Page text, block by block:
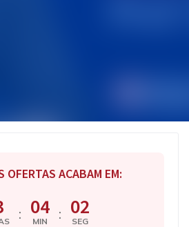
OFERTAS ACABAM EM:
: 04
MIN : 02
SEG